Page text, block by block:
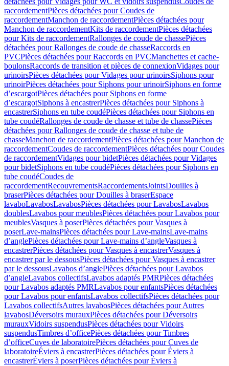
raccordementPièces détachées pour Coudes de
raccordementManchon de raccordementPièces détachées pour
Manchon de raccordementKits de raccordementPièces détachées
pour Kits de raccordementRallonges de coude de chassePièces
détachées pour Rallonges de coude de chasseRaccords en
PVCPièces détachées pour Raccords en PVCManchettes et cache-
boulonsRaccords de transition et pièces de connexionVidages pour
urinoirsPièces détachées pour Vidages pour urinoirsSiphons pour
urinoirPièces détachées pour Siphons pour urinoirSiphons en forme
d’escargotPièces détachées pour Siphons en forme
d’escargotSiphons à encastrerPièces détachées pour Siphons à
encastrerSiphons en tube coudéPièces détachées pour Siphons en
tube coudéRallonges de coude de chasse et tube de chassePièces
détachées pour Rallonges de coude de chasse et tube de
chasseManchon de raccordementPièces détachées pour Manchon de
raccordementCoudes de raccordementPièces détachées pour Coudes
de raccordementVidages pour bidetPièces détachées pour Vidages
pour bidetSiphons en tube coudéPièces détachées pour Siphons en
tube coudéCoudes de
raccordementRecouvrementsRaccordementsJointsDouilles à
braserPièces détachées pour Douilles à braserEspace
lavaboLavabosLavabosPièces détachées pour LavabosLavabos
doublesLavabos pour meublesPièces détachées pour Lavabos pour
meublesVasques à poserPièces détachées pour Vasques à
poserLave-mainsPièces détachées pour Lave-mainsLave-mains
d’anglePièces détachées pour Lave-mains d’angleVasques à
encastrerPièces détachées pour Vasques à encastrerVasques à
encastrer par le dessousPièces détachées pour Vasques à encastrer
par le dessousLavabos d’anglePièces détachées pour Lavabos
d’angleLavabos collectifsLavabos adaptés PMRPièces détachées
pour Lavabos adaptés PMRLavabos pour enfantsPièces détachées
pour Lavabos pour enfantsLavabos collectifsPièces détachées pour
Lavabos collectifsAutres lavabosPièces détachées pour Autres
lavabosDéversoirs murauxPièces détachées pour Déversoirs
murauxVidoirs suspendusPièces détachées pour Vidoirs
suspendusTimbres dʼofficePièces détachées pour Timbres
dʼofficeCuves de laboratoirePièces détachées pour Cuves de
laboratoireÉviers à encastrerPièces détachées pour Éviers à
encastrerÉviers à poserPièces détachées pour Éviers à